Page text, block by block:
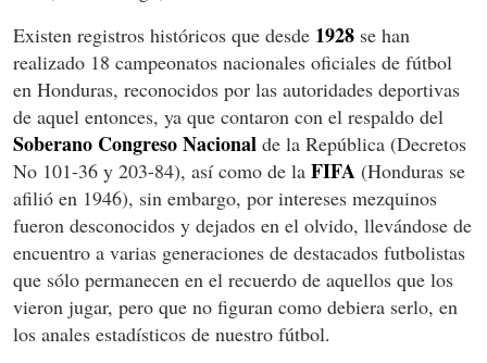
Existen registros históricos que desde 1928 se han
realizado 18 campeonatos nacionales oficiales de fútbol
en Honduras, reconocidos por las autoridades deportivas
de aquel entonces, ya que contaron con el respaldo del
Soberano Congreso Nacional de la República (Decretos
No 101-36 y 203-84), así como de la FIFA (Honduras se
afilió en 1946), sin embargo, por intereses mezquinos
fueron desconocidos y dejados en el olvido, llevándose de
encuentro a varias generaciones de destacados futbolistas
que sólo permanecen en el recuerdo de aquellos que los
vieron jugar, pero que no figuran como debiera serlo, en
los anales estadísticos de nuestro fútbol.